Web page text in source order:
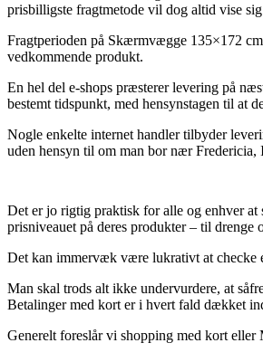
prisbilligste fragtmetode vil dog altid vise
Fragtperioden på Skærmvægge 135×172
vedkommende produkt.
En hel del e-shops præsterer levering på
bestemt tidspunkt, med hensynstagen til at
Nogle enkelte internet handler tilbyder
uden hensyn til om man bor nær
Det er jo rigtig praktisk for alle og enhver
prisniveauet på deres produkter – til
Det kan immervæk være lukrativt at checke
Man skal trods alt ikke undervurdere, at
Betalinger med kort er i hvert fald dækket
Generelt foreslår vi shopping med kort